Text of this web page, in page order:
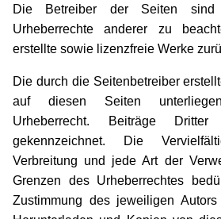
Die Betreiber der Seiten
Urheberrechte anderer zu
erstellte sowie lizenzfreie Werke
Die durch die Seitenbetreiber
auf diesen Seiten
Urheberrecht. Beiträge
gekennzeichnet. Die
Verbreitung und jede Art der
Grenzen des Urheberrechtes
Zustimmung des jeweiligen